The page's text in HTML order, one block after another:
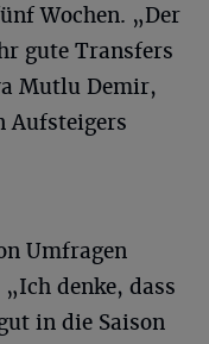
Wochen. „Der
gute Transfers
Mutlu Demir,
Aufsteigers
Umfragen
denke, dass
in die Saison